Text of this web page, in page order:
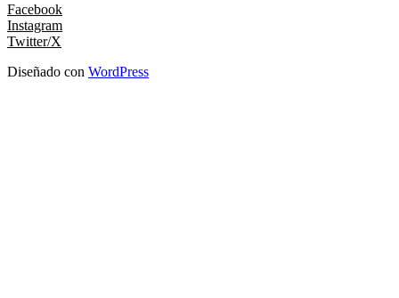
Facebook
Instagram
Twitter/X
Diseñado con WordPress